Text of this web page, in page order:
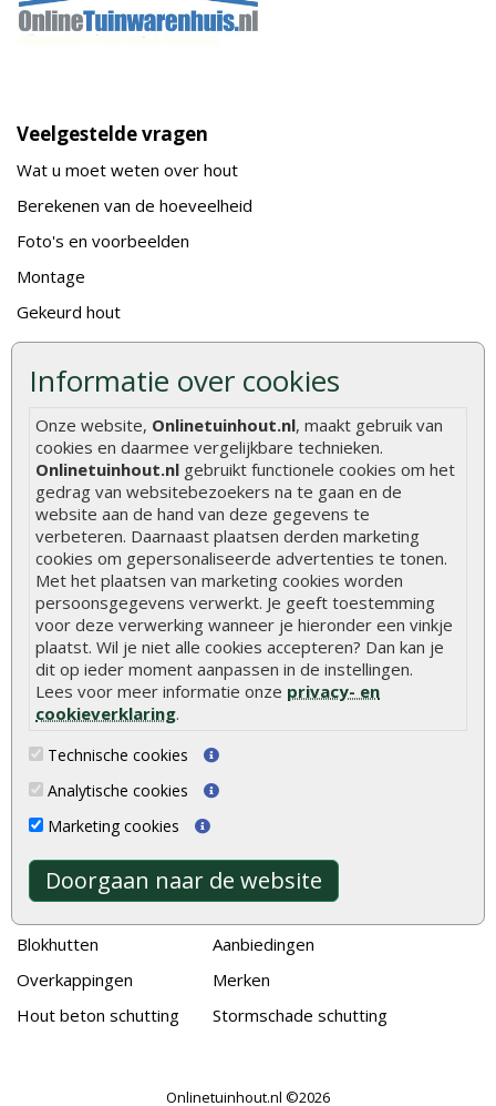
Informatie over cookies
Onze website, Onlinetuinhout.nl, maakt gebruik van
cookies en daarmee vergelijkbare technieken.
Onlinetuinhout.nl gebruikt functionele cookies om het
gedrag van websitebezoekers na te gaan en de
website aan de hand van deze gegevens te
verbeteren. Daarnaast plaatsen derden marketing
cookies om gepersonaliseerde advertenties te tonen.
Met het plaatsen van marketing cookies worden
persoonsgegevens verwerkt. Je geeft toestemming
voor deze verwerking wanneer je hieronder een vinkje
plaatst. Wil je niet alle cookies accepteren? Dan kan je
dit op ieder moment aanpassen in de instellingen.
Lees voor meer informatie onze privacy- en
cookieverklaring.
Technische cookies
Analytische cookies
Marketing cookies
Doorgaan naar de website
Veelgestelde vragen
Wat u moet weten over hout
Berekenen van de hoeveelheid
Foto's en voorbeelden
Montage
Gekeurd hout
De fundering van een vlonder leggen
Hoe zelf een houten overkapping maken
Hoe zelf een vlonder leggen
Hoe betonpaal plaatsen
Hoe schutting plaatsen
De 9 beste tuinschermen van Onlinetuinhout.nl
Stijlvolle houtsoorten voor in de tuin
Duurzame tuin
Welke palen voor een schapenhek
Alle populaire categorieën
Schutting
Vlonderplanken
Tuinpalen
Tuinhekken
Tuinhuizen
Blokhutten
Overkappingen
Hout beton schutting
Tuinschermen
Schuttingplanken
Douglas hout
Rabatdelen
Aanbiedingen
Merken
Stormschade schutting
Onlinetuinhout.nl ©2026